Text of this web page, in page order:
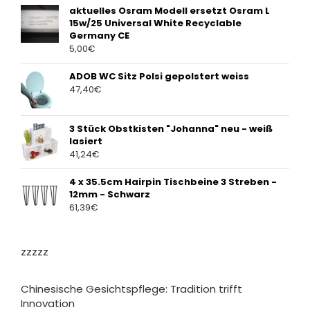
aktuelles Osram Modell ersetzt Osram L
15w/25 Universal White Recyclable
Germany CE
5,00€
ADOB WC Sitz Polsi gepolstert weiss
47,40€
3 Stück Obstkisten "Johanna" neu - weiß
lasiert
41,24€
4 x 35.5cm Hairpin Tischbeine 3 Streben -
12mm - Schwarz
61,39€
zzzzz
Chinesische Gesichtspflege: Tradition trifft
Innovation